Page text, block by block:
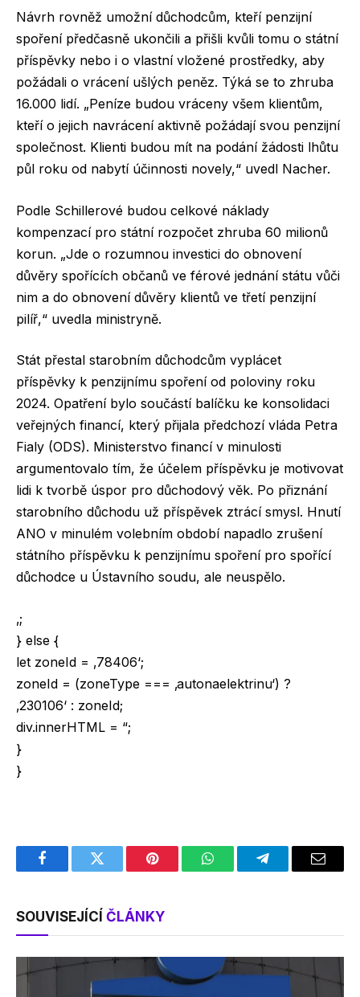
Návrh rovněž umožní důchodcům, kteří penzijní
spoření předčasně ukončili a přišli kvůli tomu o státní
příspěvky nebo i o vlastní vložené prostředky, aby
požádali o vrácení ušlých peněz. Týká se to zhruba
16.000 lidí. „Peníze budou vráceny všem klientům,
kteří o jejich navrácení aktivně požádají svou penzijní
společnost. Klienti budou mít na podání žádosti lhůtu
půl roku od nabytí účinnosti novely,“ uvedl Nacher.
Podle Schillerové budou celkové náklady
kompenzací pro státní rozpočet zhruba 60 milionů
korun. „Jde o rozumnou investici do obnovení
důvěry spořících občanů ve férové jednání státu vůči
nim a do obnovení důvěry klientů ve třetí penzijní
pilíř,“ uvedla ministryně.
Stát přestal starobním důchodcům vyplácet
příspěvky k penzijnímu spoření od poloviny roku
2024. Opatření bylo součástí balíčku ke konsolidaci
veřejných financí, který přijala předchozí vláda Petra
Fialy (ODS). Ministerstvo financí v minulosti
argumentovalo tím, že účelem příspěvku je motivovat
lidi k tvorbě úspor pro důchodový věk. Po přiznání
starobního důchodu už příspěvek ztrácí smysl. Hnutí
ANO v minulém volebním období napadlo zrušení
státního příspěvku k penzijnímu spoření pro spořící
důchodce u Ústavního soudu, ale neuspělo.
‚;
} else {
let zoneId = ‚78406‘;
zoneId = (zoneType === ‚autonaelektrinu‘) ?
‚230106‘ : zoneId;
div.innerHTML = “;
}
}
FacebookTwitter Pinterest WhatsAppTelegramEmail
SOUVISEJÍCÍ ČLÁNKY